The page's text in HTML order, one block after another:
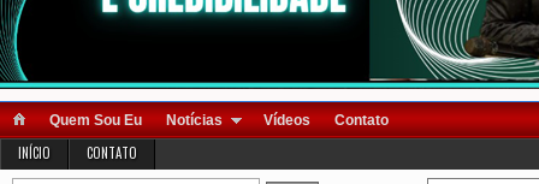
Quem Sou Eu Notícias Vídeos Contato
INÍCIO CONTATO